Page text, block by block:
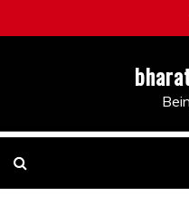
to